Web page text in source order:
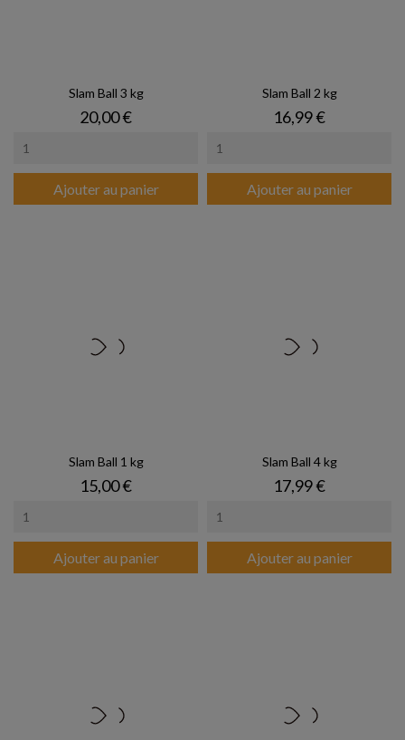
Slam Ball 3 kg
Prix
20,00 €
Ajouter au panier
Slam Ball 2 kg
Prix
16,99 €
Ajouter au panier
Slam Ball 1 kg
Prix
15,00 €
Ajouter au panier
Slam Ball 4 kg
Prix
17,99 €
Ajouter au panier